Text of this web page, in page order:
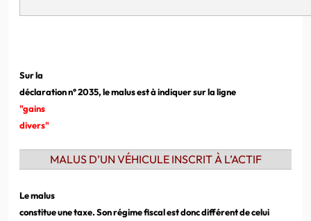
Sur la
déclaration n° 2035, le malus est à indiquer sur la ligne
"gains
divers"
MALUS D’UN VÉHICULE INSCRIT À L’ACTIF
Le malus
constitue une taxe. Son régime fiscal est donc différent de celui